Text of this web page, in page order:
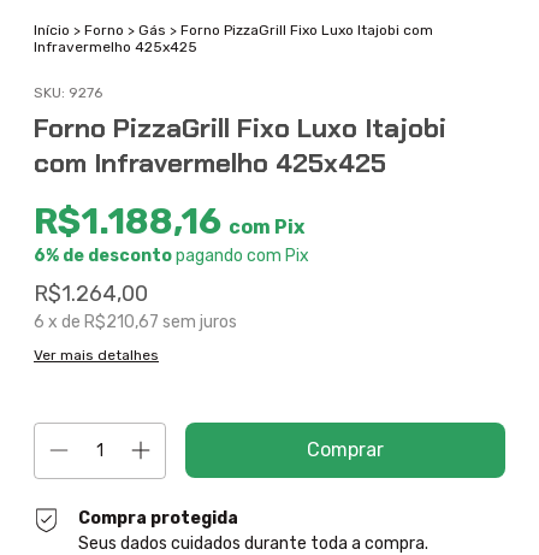
Início > Forno > Gás > Forno PizzaGrill Fixo Luxo Itajobi com
Infravermelho 425x425
SKU: 9276
Forno PizzaGrill Fixo Luxo Itajobi
com Infravermelho 425x425
R$1.264,00
R$1.188,16 com Pix
6 x de R$210,67 sem juros
6% de descontopagando com Pix
Ver mais detalhes
Compra protegida
Seus dados cuidados durante toda a compra.